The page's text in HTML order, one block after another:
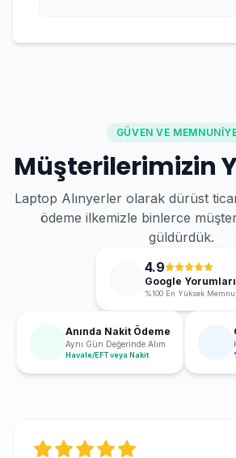
GÜVEN VE
Müşterilerimizin
Laptop Alınyerler olarak dürüst
ödeme ilkemizle binlerce
güldürdük.
4.9
Google Yorumları
%100 En Yüksek
Anında Nakit Ödeme
Aynı Gün Değerinde Alım
Havale/EFT veya Nakit